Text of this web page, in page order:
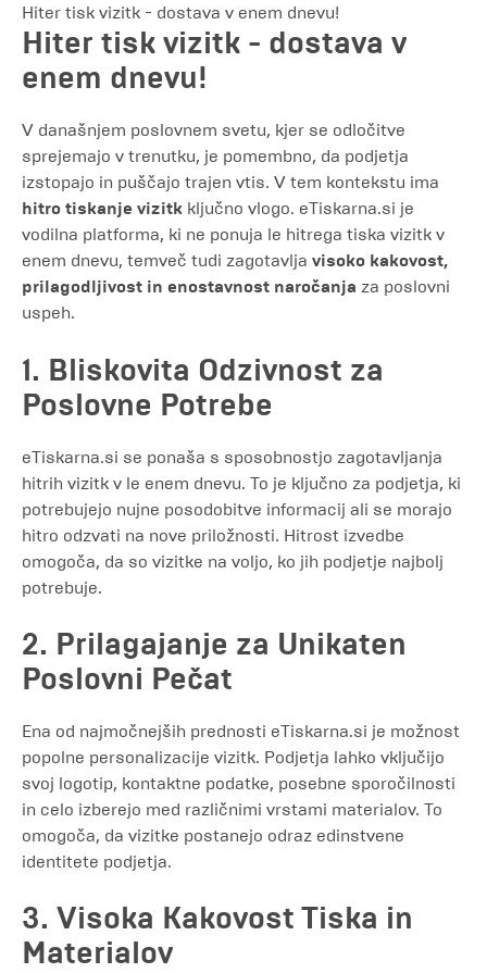
Hiter tisk vizitk - dostava v enem dnevu!
Hiter tisk vizitk - dostava v
enem dnevu!
V današnjem poslovnem svetu, kjer se odločitve
sprejemajo v trenutku, je pomembno, da podjetja
izstopajo in puščajo trajen vtis. V tem kontekstu ima
hitro tiskanje vizitk ključno vlogo. eTiskarna.si je
vodilna platforma, ki ne ponuja le hitrega tiska vizitk v
enem dnevu, temveč tudi zagotavlja visoko kakovost,
prilagodljivost in enostavnost naročanja za poslovni
uspeh.
1. Bliskovita Odzivnost za
Poslovne Potrebe
eTiskarna.si se ponaša s sposobnostjo zagotavljanja
hitrih vizitk v le enem dnevu. To je ključno za podjetja, ki
potrebujejo nujne posodobitve informacij ali se morajo
hitro odzvati na nove priložnosti. Hitrost izvedbe
omogoča, da so vizitke na voljo, ko jih podjetje najbolj
potrebuje.
2. Prilagajanje za Unikaten
Poslovni Pečat
Ena od najmočnejših prednosti eTiskarna.si je možnost
popolne personalizacije vizitk. Podjetja lahko vključijo
svoj logotip, kontaktne podatke, posebne sporočilnosti
in celo izberejo med različnimi vrstami materialov. To
omogoča, da vizitke postanejo odraz edinstvene
identitete podjetja.
3. Visoka Kakovost Tiska in
Materialov